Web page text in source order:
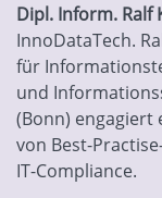
Dipl. Inform. Ralf
InnoDataTech.
für
und
(Bonn) engagiert
von Best-
IT-Compliance.